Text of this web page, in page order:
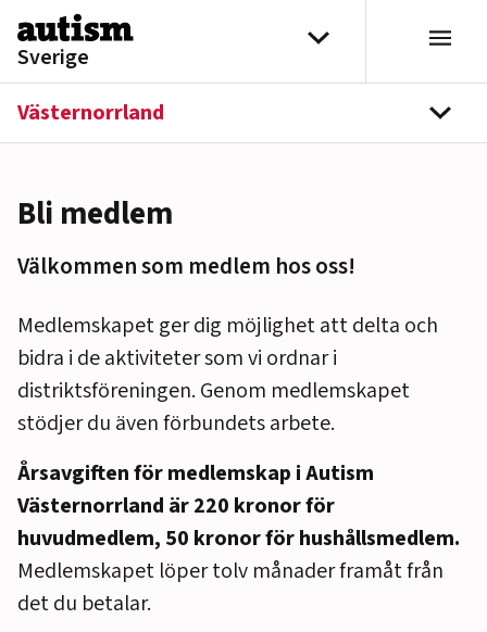
Hoppa till innehåll
Sverige
Välj distrikt
Västernorrland
Bli medlem
Välkommen som medlem hos oss!
Medlemskapet ger dig möjlighet att delta och
bidra i de aktiviteter som vi ordnar i
distriktsföreningen. Genom medlemskapet
stödjer du även förbundets arbete.
Årsavgiften för medlemskap i Autism
Västernorrland är 220 kronor för
huvudmedlem, 50 kronor för hushållsmedlem.
Medlemskapet löper tolv månader framåt från
det du betalar.